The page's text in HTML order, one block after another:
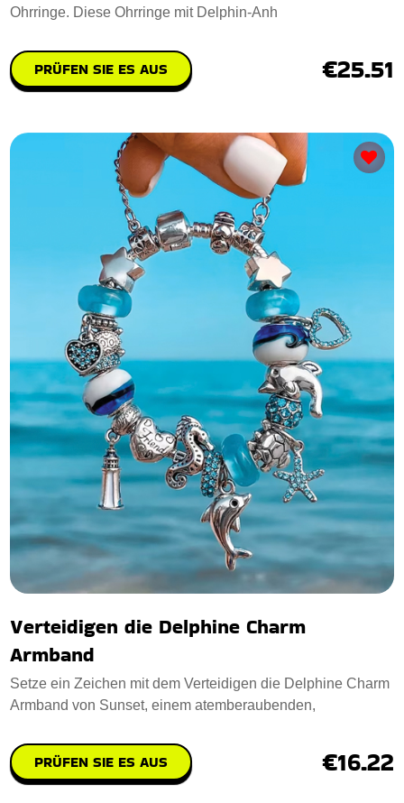
Ohrringe. Diese Ohrringe mit Delphin-Anh
PRÜFEN SIE ES AUS €25.51
Verteidigen die Delphine Charm
Armband
Setze ein Zeichen mit dem Verteidigen die Delphine Charm
Armband von Sunset, einem atemberaubenden,
PRÜFEN SIE ES AUS €16.22